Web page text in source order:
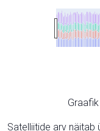
Satelliitide arv näitab